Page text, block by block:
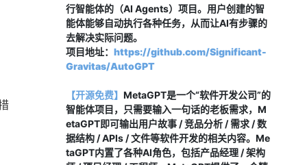
行智能体的（AI Agents）项目。用户创建的智
能体能够自动执行各种任务，从而让AI有步骤的
去解决实际问题。
项目地址： https://github.com/Significant-
Gravitas/AutoGPT
【开源免费】 MetaGPT是一个“软件开发公司”的
智能体项目，只需要输入一句话的老板需求，M
etaGPT即可输出用户故事 / 竞品分析 / 需求 / 数
据结构 / APIs / 文件等软件开发的相关内容。Me
taGPT内置了各种AI角色，包括产品经理 / 架构